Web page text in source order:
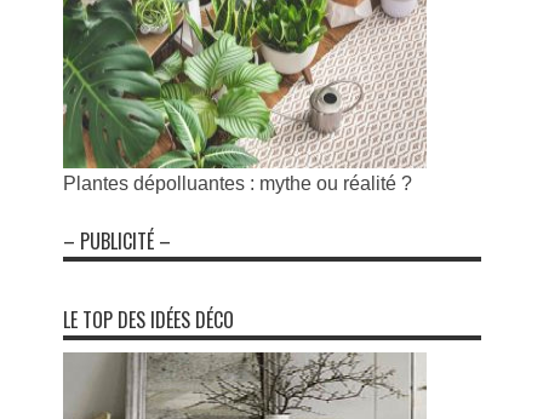
Plantes dépolluantes : mythe ou réalité ?
– PUBLICITÉ –
LE TOP DES IDÉES DÉCO